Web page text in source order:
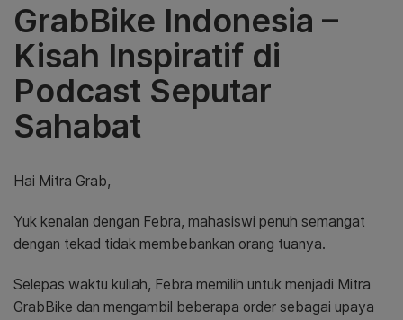
GrabBike Indonesia –
Kisah Inspiratif di
Podcast Seputar
Sahabat
Hai Mitra Grab,
Yuk kenalan dengan Febra, mahasiswi penuh semangat
dengan tekad tidak membebankan orang tuanya.
Selepas waktu kuliah, Febra memilih untuk menjadi Mitra
GrabBike dan mengambil beberapa order sebagai upaya